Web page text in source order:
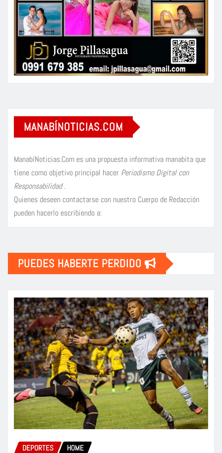
MANABÍNOTICIAS.COM
ManabíNoticias.Com es una propuesta informativa manabita que
tiene como objetivo principal hacer Periodismo Digital con
Responsabilidad.
Quienes deseen contactarse con nuestro Cuerpo de Redacción
pueden hacerlo escribiendo a:
PUEDES HABERTE PERDIDO
DEPORTES HOME